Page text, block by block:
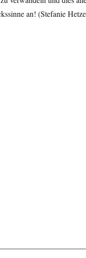
an! (Stefanie